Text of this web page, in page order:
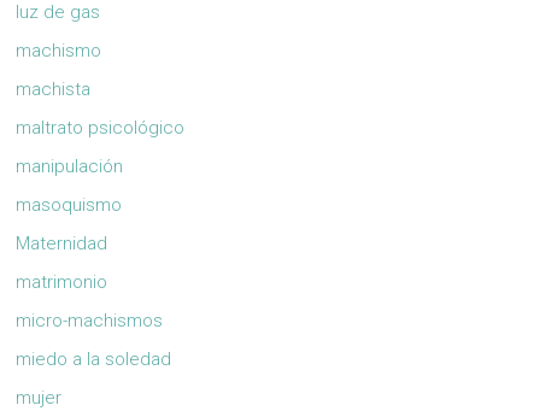
luz de gas
machismo
machista
maltrato psicológico
manipulación
masoquismo
Maternidad
matrimonio
micro-machismos
miedo a la soledad
mujer